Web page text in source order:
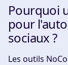
Pourquoi
pour
sociaux ?
Les outils